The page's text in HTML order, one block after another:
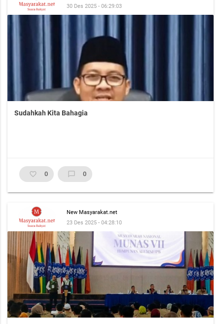
30 Des 2025 - 06:29:03
Sudahkah Kita Bahagia
favorite_border 0 chat_bubble_outline 0
New Masyarakat.net
23 Des 2025 - 04:28:10